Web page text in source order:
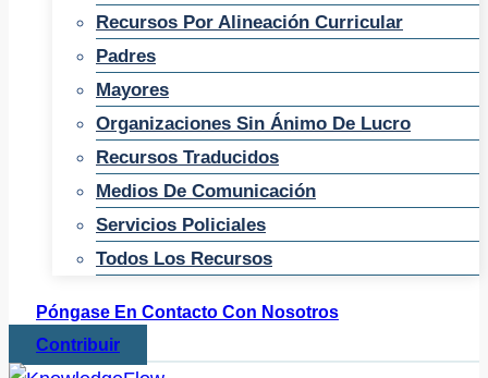
Recursos Por Alineación Curricular
Padres
Mayores
Organizaciones Sin Ánimo De Lucro
Recursos Traducidos
Medios De Comunicación
Servicios Policiales
Todos Los Recursos
Póngase En Contacto Con Nosotros
Contribuir